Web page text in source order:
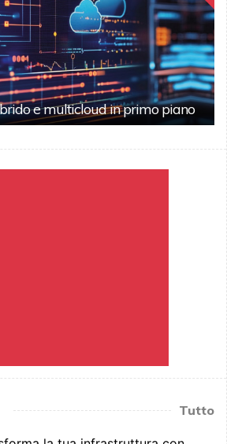
e multicloud in primo piano
Tutto